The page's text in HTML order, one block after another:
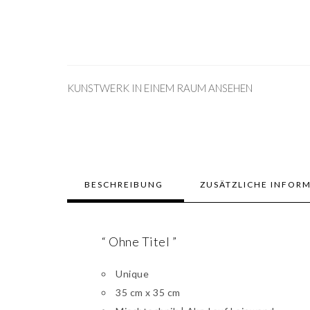
KUNSTWERK IN EINEM RAUM ANSEHEN
BESCHREIBUNG ZUSÄTZLICHE
“ Ohne Titel ”
Unique
35 cm x 35 cm